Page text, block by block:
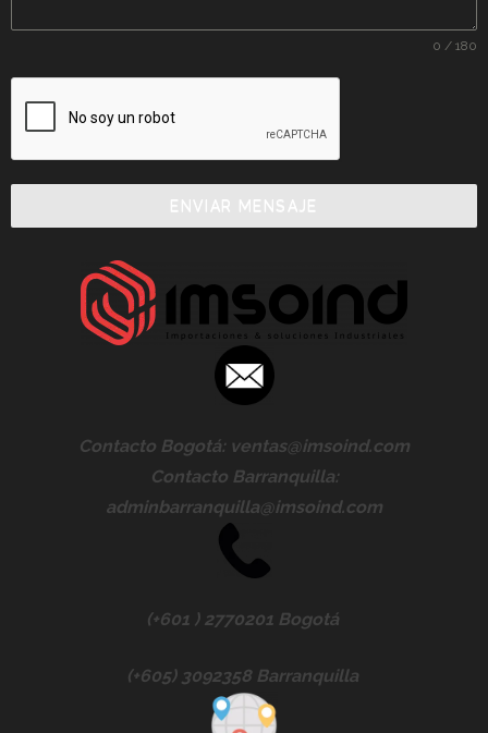
0 / 180
ENVIAR MENSAJE
Contacto Bogotá: ventas@imsoind.com
Contacto Barranquilla:
adminbarranquilla@imsoind.com
(+601 ) 2770201 Bogotá
(+605) 3092358 Barranquilla